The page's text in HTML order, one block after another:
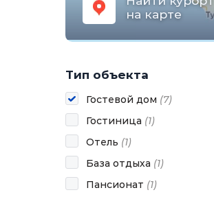
на карте
Тип объекта
Гостевой дом (7)
Гостиница (1)
Отель (1)
База отдыха (1)
Пансионат (1)